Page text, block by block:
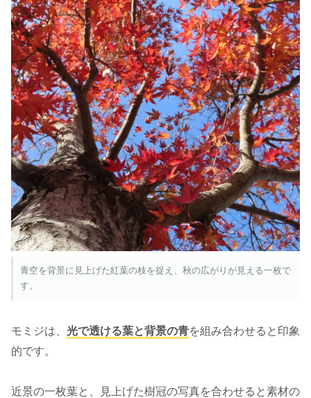
青空を背景に見上げた紅葉の枝を捉え、秋の広がりが見える一枚で
す。
モミジは、 光で透ける葉と背景の青を組み合わせると印象
的です。
近景の一枚葉と、見上げた樹冠の写真を合わせると素材の